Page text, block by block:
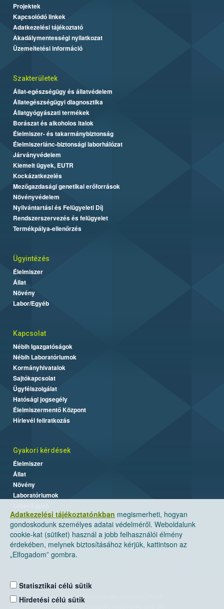
Adatkezelési tájékoztatónkban megismerheti, hogyan
gondoskodunk személyes adatai védelméről. Weboldalunk
cookie-kat (sütiket) használ a jobb felhasználói élmény
érdekében, melynek biztosításához kérjük, kattintson az
„Elfogadom” gombra.
Statisztikai célú sütik
Hirdetési célú sütik
Projektek
Kapcsolódó linkek
Adatkezelési tájékoztató
Akadálymentességi nyilatkozat
Üzemeltetési információ
Szakterületek
Állat-egészségügy és állatvédelem
Állategészségügyi diagnosztika
Állatgyógyászati termékek
Borászat és alkoholos italok
Élelmiszer- és takarmánybiztonság
Élelmiszerlánc-biztonsági laborhálózat
Járványvédelem
Kiemelt ügyek, EUTR
Kockázatkezelés
Mezőgazdasági genetikai erőforrások
Növényvédelem
Nyilvántartási és Felügyeleti Díj
Rendszerszervezés és felügyelet
Termékpálya-ellenőrzés
Ügyintézés
Élelmiszer
Állat
Növény
Labor/Egyéb
Kapcsolat
Nébih Igazgatóságok
Nébih Laboratóriumok
Kormányhivatalok
Sajtókapcsolat
Ügyfélszolgálat
Hatósági jogsegély
Élelmiszermentő Központ
Hírlevél feliratkozás
Gyakori kérdések
Élelmiszer
Állat
Növény
Laboratóriumok
Nemzeti Élelmiszerlánc-biztonsági Hivatal